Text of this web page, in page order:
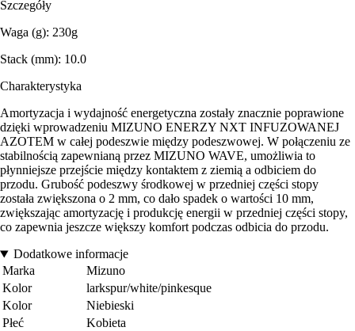
Szczegóły
Waga (g): 230g
Stack (mm): 10.0
Charakterystyka
Amortyzacja i wydajność energetyczna zostały znacznie poprawione
dzięki wprowadzeniu MIZUNO ENERZY NXT INFUZOWANEJ
AZOTEM w całej podeszwie między podeszwowej. W połączeniu ze
stabilnością zapewnianą przez MIZUNO WAVE, umożliwia to
płynniejsze przejście między kontaktem z ziemią a odbiciem do
przodu. Grubość podeszwy środkowej w przedniej części stopy
została zwiększona o 2 mm, co dało spadek o wartości 10 mm,
zwiększając amortyzację i produkcję energii w przedniej części stopy,
co zapewnia jeszcze większy komfort podczas odbicia do przodu.
Dodatkowe informacje
Marka
Mizuno
Kolor
larkspur/white/pinkesque
Kolor
Niebieski
Płeć
Kobieta